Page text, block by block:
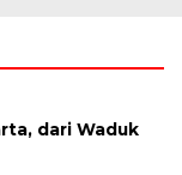
dari Waduk